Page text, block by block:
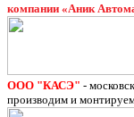
компании «Аник
ООО "КАСЭ" -
производим и